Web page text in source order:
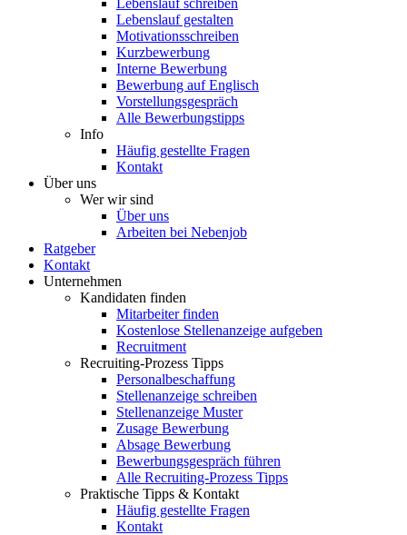
Lebenslauf schreiben
Lebenslauf gestalten
Motivationsschreiben
Kurzbewerbung
Interne Bewerbung
Bewerbung auf Englisch
Vorstellungsgespräch
Alle Bewerbungstipps
Info
Häufig gestellte Fragen
Kontakt
Über uns
Wer wir sind
Über uns
Arbeiten bei Nebenjob
Ratgeber
Kontakt
Unternehmen
Kandidaten finden
Mitarbeiter finden
Kostenlose Stellenanzeige aufgeben
Recruitment
Recruiting-Prozess Tipps
Personalbeschaffung
Stellenanzeige schreiben
Stellenanzeige Muster
Zusage Bewerbung
Absage Bewerbung
Bewerbungsgespräch führen
Alle Recruiting-Prozess Tipps
Praktische Tipps & Kontakt
Häufig gestellte Fragen
Kontakt